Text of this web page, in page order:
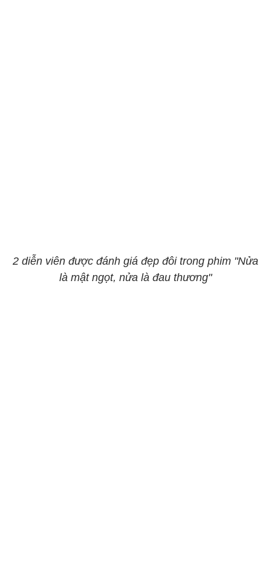
2 diễn viên được đánh giá đẹp đôi trong phim "Nửa
là mật ngọt, nửa là đau thương"